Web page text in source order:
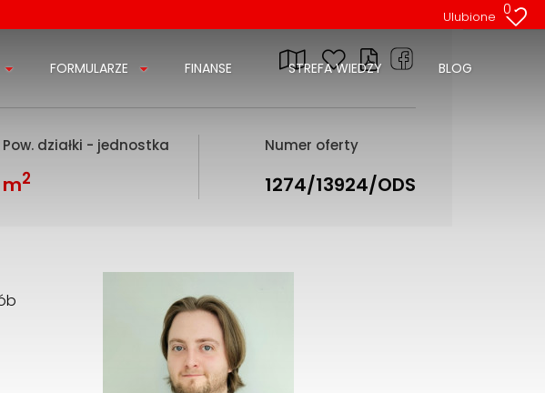
Ulubione 0
FORMULARZE FINANSE STREFA WIEDZY BLOG
Pow. działki - jednostka
m2
Numer oferty
1274/13924/ODS